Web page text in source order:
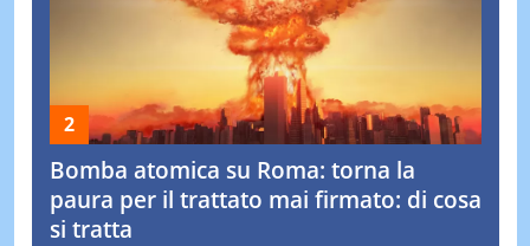
Bomba atomica su Roma: torna la
paura per il trattato mai firmato: di cosa
si tratta